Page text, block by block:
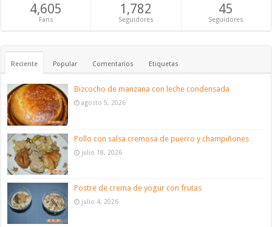
4,605
Fans
1,782
Seguidores
45
Seguidores
Reciente Popular Comentarios Etiquetas
Bizcocho de manzana con leche condensada
agosto 5, 2026
Pollo con salsa cremosa de puerro y champiñones
julio 18, 2026
Postre de crema de yogur con frutas
julio 4, 2026